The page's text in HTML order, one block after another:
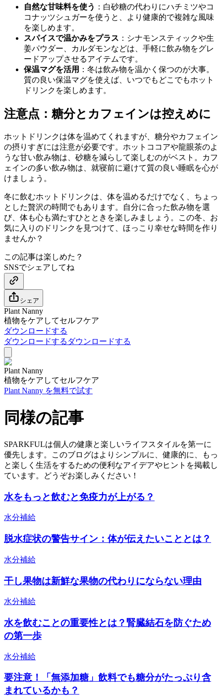
自然な甘味料を使う ：白砂糖の代わりにハチミツやコ
コナッツシュガーを使うと、より健康的で複雑な風味
を楽しめます。
スパイスで温かみをプラス ：シナモンスティックや生
姜パウダー、カルダモンなどは、手軽に飲み物をグレ
ードアップさせるアイテムです。
保温マグを活用 ：冬は飲み物を温かく保つのが大事。
質の良い保温マグを使えば、いつでもどこでもホット
ドリンクを楽しめます。
注意点：糖分とカフェインは控えめに
ホットドリンクは体を温めてくれますが、糖分やカフェイン
の摂りすぎには注意が必要です。ホットココアや龍眼茶のよ
うな甘い飲み物は、砂糖を減らして楽しむのがベスト。カフ
ェインの多い飲み物は、就寝前に避けて質の良い睡眠を心が
けましょう。
冬に飲むホットドリンクは、体を温めるだけでなく、ちょっ
とした贅沢の時間でもあります。自分に合った飲み物を選
び、体も心も満たすひとときを楽しみましょう。この冬、お
気に入りのドリンクを見つけて、ほっこり幸せな時間を作り
ませんか？
この記事は楽しめた？
SNSでシェアしてね
シェア
Plant Nanny
植物をケアしてセルフケア
ダウンロードする
ダウンロードする ダウンロードする
Plant Nanny
植物をケアしてセルフケア
Plant Nanny を無料で試す
同様の記事
SPARKFULは個人の健康と楽しいライフスタイルを第一に
優先します。このブログはよりシンプルに、健康的に、もっ
と楽しく生活をするための便利なアイデアやヒントを掲載し
ています。どうぞお楽しみください！
水をもっと飲むと免疫力が上がる？
水分補給
脱水症状の警告サイン：体が伝えたいこととは？
水分補給
干し果物は新鮮な果物の代わりにならない理由
水分補給
水を飲むことの重要性とは？腎臓結石を防ぐため
の第一歩
水分補給
要注意！「無添加糖」飲料でも糖分がたっぷり含
まれているかも？